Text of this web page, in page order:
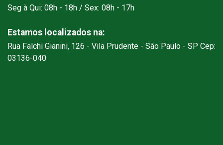
Seg à Qui: 08h - 18h / Sex: 08h - 17h
Estamos localizados na:
Rua Falchi Gianini, 126 - Vila Prudente - São Paulo - SP Cep:
03136-040